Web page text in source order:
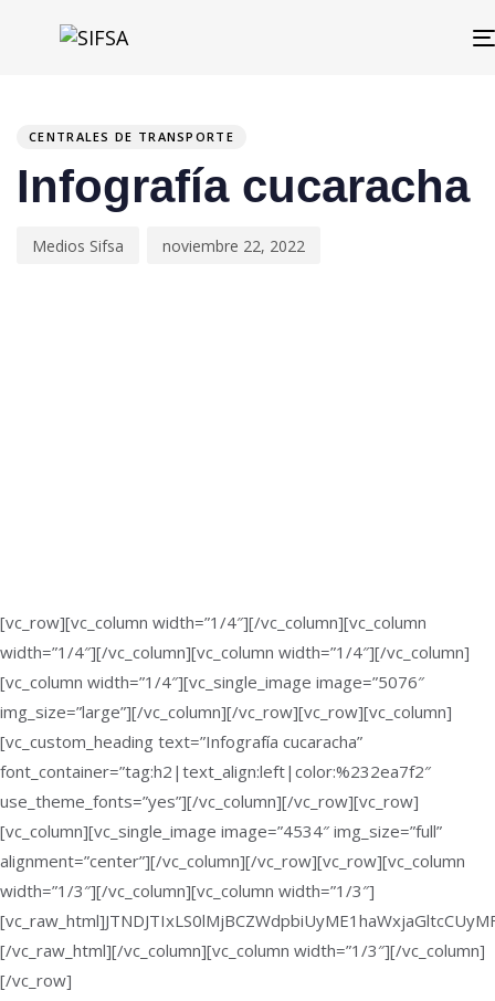
CENTRALES DE TRANSPORTE
Infografía cucaracha
Medios Sifsa noviembre 22, 2022
[vc_row][vc_column width=”1/4″][/vc_column][vc_column
width=”1/4″][/vc_column][vc_column width=”1/4″][/vc_column]
[vc_column width=”1/4″][vc_single_image image=”5076″
img_size=”large”][/vc_column][/vc_row][vc_row][vc_column]
[vc_custom_heading text=”Infografía cucaracha”
font_container=”tag:h2|text_align:left|color:%232ea7f2″
use_theme_fonts=”yes”][/vc_column][/vc_row][vc_row]
[vc_column][vc_single_image image=”4534″ img_size=”full”
alignment=”center”][/vc_column][/vc_row][vc_row][vc_column
width=”1/3″][/vc_column][vc_column width=”1/3″]
[/vc_raw_html][/vc_column][vc_column width=”1/3″][/vc_column]
[/vc_row]